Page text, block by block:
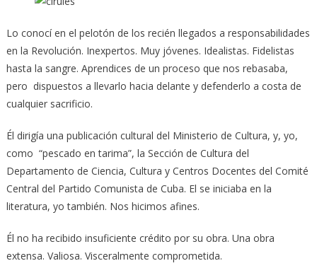
Lo conocí en el pelotón de los recién llegados a responsabilidades
en la Revolución. Inexpertos. Muy jóvenes. Idealistas. Fidelistas
hasta la sangre. Aprendices de un proceso que nos rebasaba,
pero dispuestos a llevarlo hacia delante y defenderlo a costa de
cualquier sacrificio.
Él dirigía una publicación cultural del Ministerio de Cultura, y, yo,
como “pescado en tarima”, la Sección de Cultura del
Departamento de Ciencia, Cultura y Centros Docentes del Comité
Central del Partido Comunista de Cuba. El se iniciaba en la
literatura, yo también. Nos hicimos afines.
Él no ha recibido insuficiente crédito por su obra. Una obra
extensa. Valiosa. Visceralmente comprometida.